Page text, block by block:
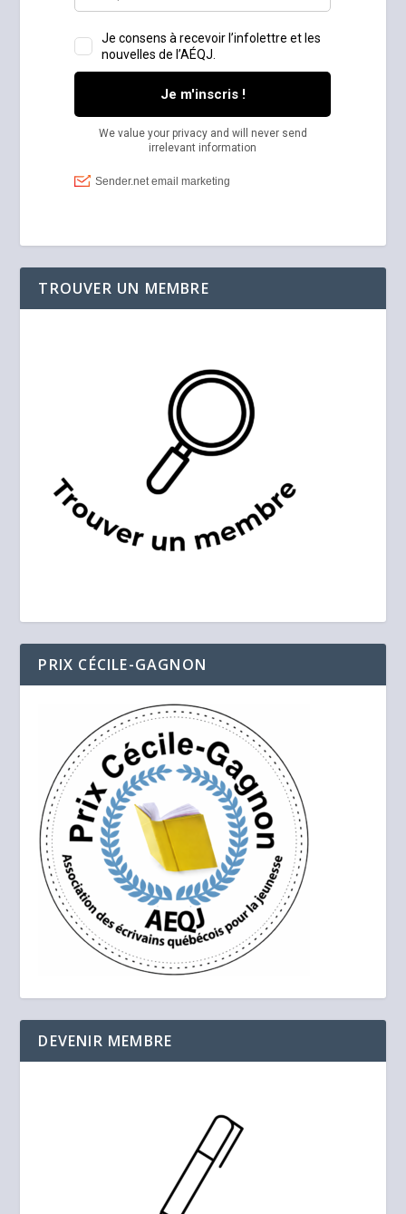
TROUVER UN MEMBRE
PRIX CÉCILE-GAGNON
DEVENIR MEMBRE